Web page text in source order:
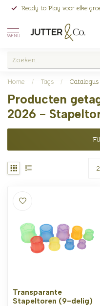
Ready to Play voor elke
MENU
Home / Tags /
Producten
2026 -
Transparante
Stapeltoren (9-delig)